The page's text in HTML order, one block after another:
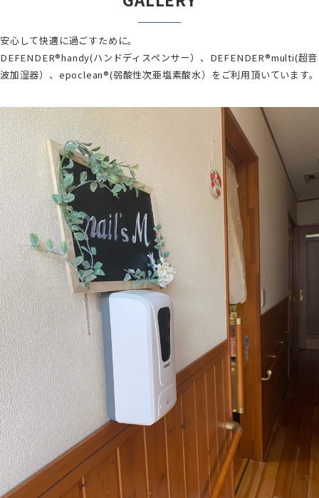
安心して快適に過ごすために。
DEFENDER®handy(ハンドディスペンサー）、DEFENDER®multi(超音
波加湿器）、epoclean®(弱酸性次亜塩素酸水）をご利用頂いています。